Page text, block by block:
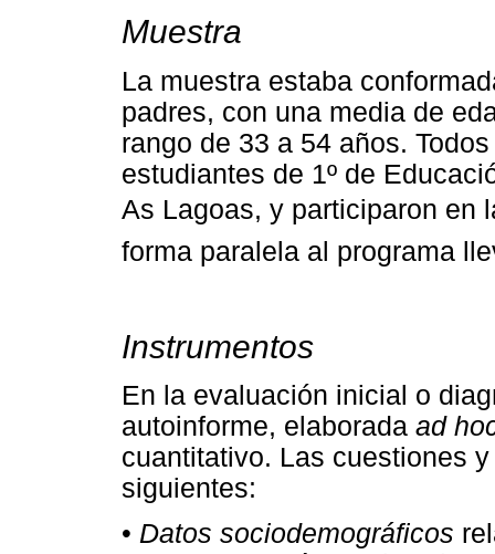
Muestra
La muestra estaba
padres, con una media de
rango de 33 a 54 años.
estudiantes de 1º de
As Lagoas, y participaron
forma paralela al programa
Instrumentos
En la evaluación inicial o
autoinforme, elaborada ad
cuantitativo. Las cuestiones
siguientes:
• Datos sociodemográficos